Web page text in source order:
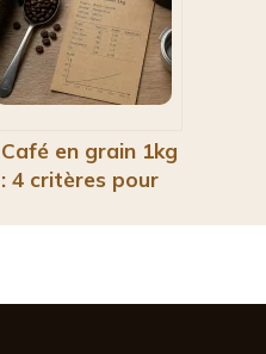
diviser votre
budget par deux
Café en grain 1kg
: 4 critères pour